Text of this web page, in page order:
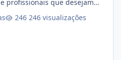
profissionais que desejam
possui clientes ativos de
246 visualizações